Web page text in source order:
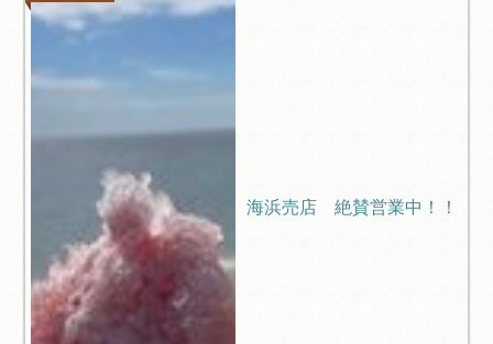
海浜売店 絶賛営業中！！